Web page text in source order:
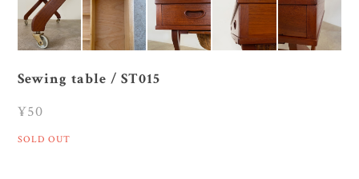
Sewing table / ST015
¥50
SOLD OUT